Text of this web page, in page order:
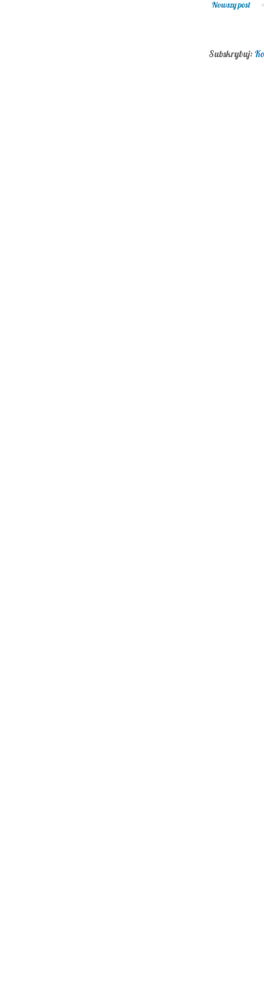
Nowszy post
Subskrybuj: